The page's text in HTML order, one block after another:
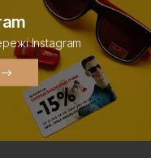
Instagram